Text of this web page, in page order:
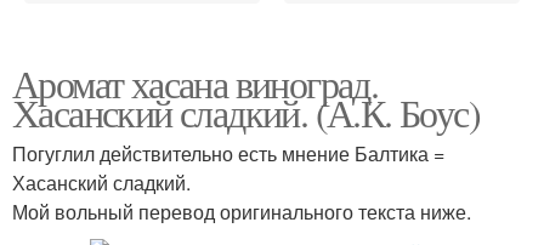
Аромат хасана виноград.
Хасанский сладкий. (А.К. Боус)
Погуглил действительно есть мнение Балтика =
Хасанский сладкий.
Мой вольный перевод оригинального текста ниже.